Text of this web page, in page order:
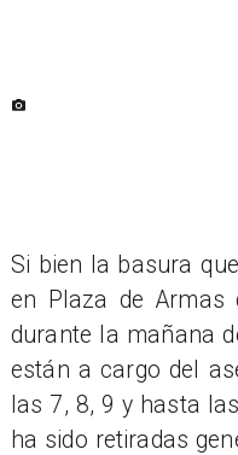
Si bien la basura
en Plaza de Armas
durante la mañana
están a cargo del
las 7, 8, 9 y hasta
ha sido retiradas